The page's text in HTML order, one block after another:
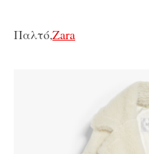
Παλτό,Zara